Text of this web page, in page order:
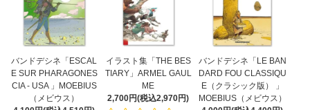
バンドデシネ「ESCAL
E SUR PHARAGONES
CIA - USA 」MOEBIUS
（メビウス）
イラスト集「THE BES
TIARY」ARMEL GAUL
ME
2,700円(税込2,970円)
バンドデシネ「LE BAN
DARD FOU CLASSIQU
E（クラシック版） 」
MOEBIUS（メビウス）